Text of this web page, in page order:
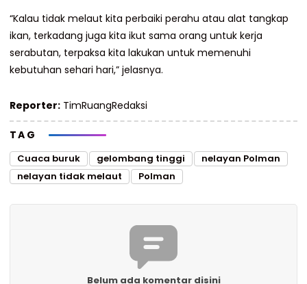
“Kalau tidak melaut kita perbaiki perahu atau alat tangkap
ikan, terkadang juga kita ikut sama orang untuk kerja
serabutan, terpaksa kita lakukan untuk memenuhi
kebutuhan sehari hari,” jelasnya.
Reporter: TimRuangRedaksi
TAG
Cuaca buruk gelombang tinggi
nelayan Polman
nelayan tidak melaut
Polman
Belum ada komentar disini